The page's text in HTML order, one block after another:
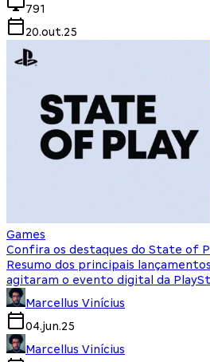
791
20.out.25
Games
Confira os destaques do State of
Resumo dos principais
agitaram o evento digital da
Marcellus Vinícius
04.jun.25
Marcellus Vinícius